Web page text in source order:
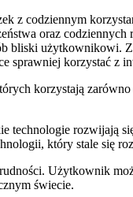
z codziennym
oraz
bliski użytkownikowi.
sprawniej korzystać z
korzystają
rozwijają
który stale się
Użytkownik
świecie.